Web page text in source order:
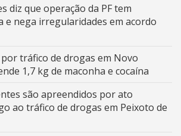
diz que operação da PF tem
e nega irregularidades em acordo
tráfico de drogas em Novo
1,7 kg de maconha e cocaína
são apreendidos por ato
ao tráfico de drogas em Peixoto de